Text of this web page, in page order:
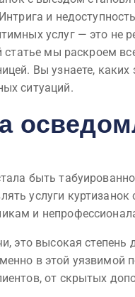
и
услуг — это
мы раскроем
Вы узнаете,
ситуаций.
быть
услуги
и
это высокая
в этой уязвимой
от скрытых